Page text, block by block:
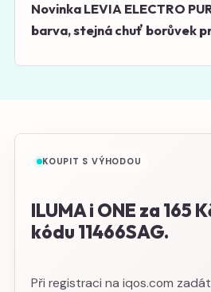
Novinka LEVIA ELECTRO
barva, stejná chuť borůvek
KOUPIT S VÝHODOU
ILUMA i ONE za 165
kódu 11466SAG.
Při registraci na iqos.com